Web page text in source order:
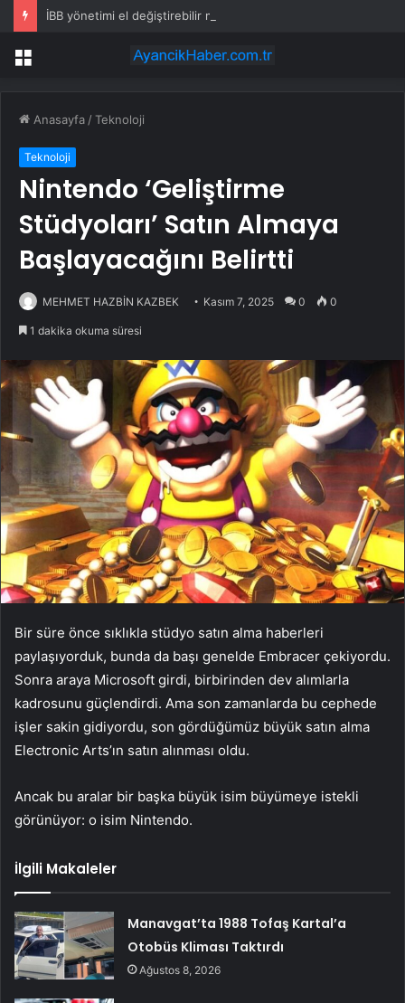
Menü
Anasayfa /Teknoloji
Teknoloji
Nintendo ‘Geliştirme
Stüdyoları’ Satın Almaya
Başlayacağını Belirtti
MEHMET HAZBİN KAZBEK Kasım 7, 2025 0 0
1 dakika okuma süresi
Bir süre önce sıklıkla stüdyo satın alma haberleri
paylaşıyorduk, bunda da başı genelde Embracer çekiyordu.
Sonra araya Microsoft girdi, birbirinden dev alımlarla
kadrosunu güçlendirdi. Ama son zamanlarda bu cephede
işler sakin gidiyordu, son gördüğümüz büyük satın alma
Electronic Arts’ın satın alınması oldu.
Ancak bu aralar bir başka büyük isim büyümeye istekli
görünüyor: o isim Nintendo.
İlgili Makaleler
Manavgat’ta 1988 Tofaş Kartal’a
Otobüs Kliması Taktırdı
Ağustos 8, 2026